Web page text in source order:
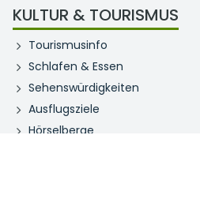
KULTUR & TOURISMUS
Tourismusinfo
Schlafen & Essen
Sehenswürdigkeiten
Ausflugsziele
Hörselberge